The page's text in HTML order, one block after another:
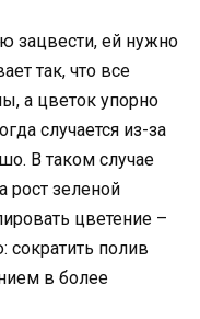
зацвести, ей нужно
так, что все
а цветок упорно
случается из-за
В таком случае
рост зеленой
цветение –
полив
в более